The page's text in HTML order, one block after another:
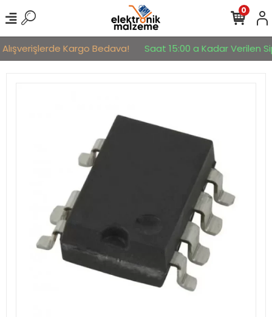
Kargo Bedava! Saat 15:00 a Kadar Verilen
0